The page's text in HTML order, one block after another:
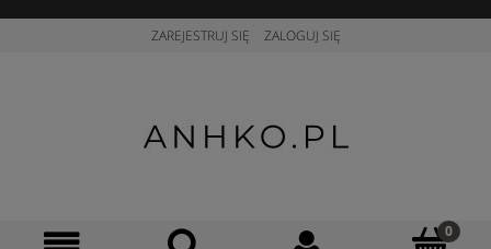
ZAREJESTRUJ SIĘ ZALOGUJ SIĘ